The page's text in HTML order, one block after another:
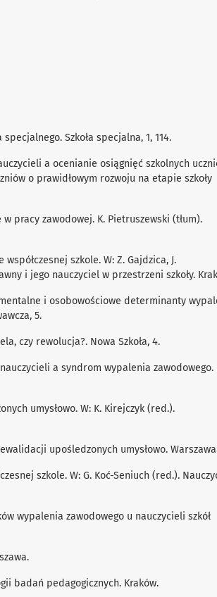
Szkoła specjalna, 1, 114.
a ocenianie osiągnięć szkolnych
o prawidłowym rozwoju na etapie szkoły
pracy zawodowej. K. Pietruszewski (tłum).
szkole. W: Z. Gajdzica, J.
i jego nauczyciel w przestrzeni szkoły.
i osobowościowe determinanty
5.
czy rewolucja?. Nowa Szkoła, 4.
a syndrom wypalenia zawodowego.
umysłowo. W: K. Kirejczyk (red.).
upośledzonych umysłowo.
szkole. W: G. Koć-Seniuch (red.).
wypalenia zawodowego u nauczycieli szkół
badań pedagogicznych. Kraków.